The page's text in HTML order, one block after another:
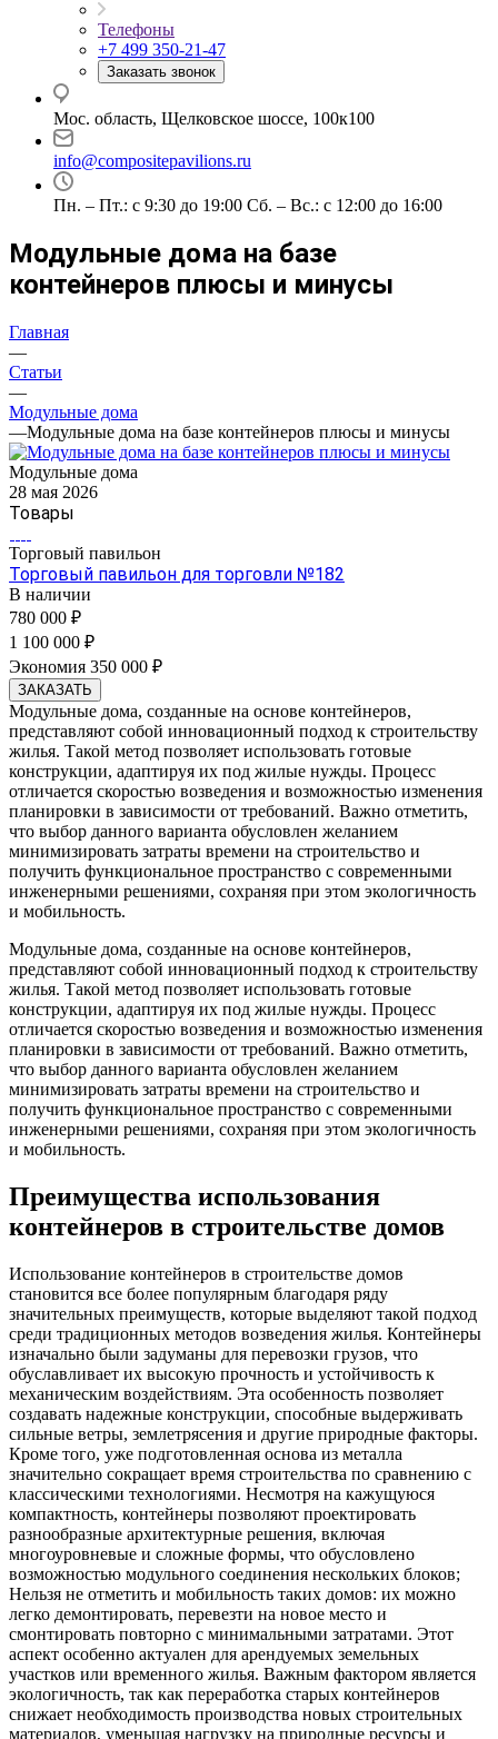
Телефоны
+7 499 350-21-47
Заказать звонок
Мос. область, Щелковское шоссе, 100к100
info@compositepavilions.ru
Пн. – Пт.: с 9:30 до 19:00 Сб. – Вс.: с 12:00 до 16:00
Модульные дома на базе
контейнеров плюсы и минусы
Главная
—
Статьи
—
Модульные дома
—Модульные дома на базе контейнеров плюсы и минусы
Модульные дома
28 мая 2026
Товары
Торговый павильон
Торговый павильон для торговли №182
В наличии
780 000 ₽
1 100 000 ₽
Экономия 350 000 ₽
ЗАКАЗАТЬ
Модульные дома, созданные на основе контейнеров,
представляют собой инновационный подход к строительству
жилья. Такой метод позволяет использовать готовые
конструкции, адаптируя их под жилые нужды. Процесс
отличается скоростью возведения и возможностью изменения
планировки в зависимости от требований. Важно отметить,
что выбор данного варианта обусловлен желанием
минимизировать затраты времени на строительство и
получить функциональное пространство с современными
инженерными решениями, сохраняя при этом экологичность
и мобильность.
Модульные дома, созданные на основе контейнеров,
представляют собой инновационный подход к строительству
жилья. Такой метод позволяет использовать готовые
конструкции, адаптируя их под жилые нужды. Процесс
отличается скоростью возведения и возможностью изменения
планировки в зависимости от требований. Важно отметить,
что выбор данного варианта обусловлен желанием
минимизировать затраты времени на строительство и
получить функциональное пространство с современными
инженерными решениями, сохраняя при этом экологичность
и мобильность.
Преимущества использования
контейнеров в строительстве домов
Использование контейнеров в строительстве домов
становится все более популярным благодаря ряду
значительных преимуществ, которые выделяют такой подход
среди традиционных методов возведения жилья. Контейнеры
изначально были задуманы для перевозки грузов, что
обуславливает их высокую прочность и устойчивость к
механическим воздействиям. Эта особенность позволяет
создавать надежные конструкции, способные выдерживать
сильные ветры, землетрясения и другие природные факторы.
Кроме того, уже подготовленная основа из металла
значительно сокращает время строительства по сравнению с
классическими технологиями. Несмотря на кажущуюся
компактность, контейнеры позволяют проектировать
разнообразные архитектурные решения, включая
многоуровневые и сложные формы, что обусловлено
возможностью модульного соединения нескольких блоков;
Нельзя не отметить и мобильность таких домов: их можно
легко демонтировать, перевезти на новое место и
смонтировать повторно с минимальными затратами. Этот
аспект особенно актуален для арендуемых земельных
участков или временного жилья. Важным фактором является
экологичность, так как переработка старых контейнеров
снижает необходимость производства новых строительных
материалов, уменьшая нагрузку на природные ресурсы и